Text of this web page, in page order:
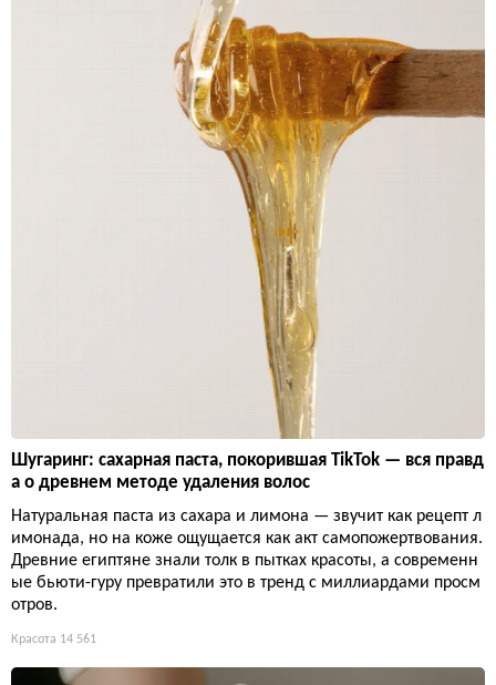
Шугаринг: сахарная паста, покорившая TikTok — вся правд
а о древнем методе удаления волос
Натуральная паста из сахара и лимона — звучит как рецепт л
имонада, но на коже ощущается как акт самопожертвования.
Древние египтяне знали толк в пытках красоты, а современн
ые бьюти-гуру превратили это в тренд с миллиардами просм
отров.
Красота 14 561